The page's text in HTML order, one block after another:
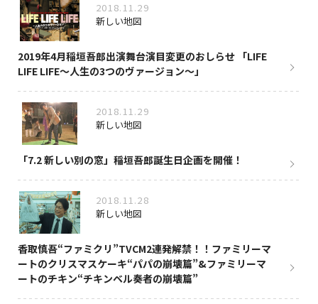
2018.11.29
新しい地図
2019年4月稲垣吾郎出演舞台演目変更のおしらせ 「LIFE
LIFE LIFE～人生の3つのヴァージョン～」
2018.11.29
新しい地図
「7.2 新しい別の窓」稲垣吾郎誕生日企画を開催！
2018.11.28
新しい地図
香取慎吾“ファミクリ”TVCM2連発解禁！！ファミリーマ
ートのクリスマスケーキ“パパの崩壊篇”&ファミリーマ
ートのチキン“チキンベル奏者の崩壊篇”